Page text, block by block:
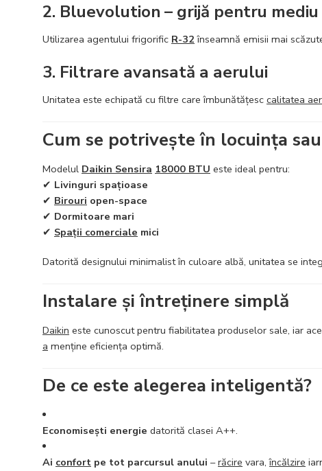
2. Bluevolution – grijă pentru mediu
Utilizarea agentului frigorific R-32 înseamnă emisii mai
3. Filtrare avansată a aerului
Unitatea este echipată cu filtre care îmbunătățesc calitatea
Cum se potrivește în locuința
Modelul Daikin Sensira 18000 BTU este ideal pentru:
✔ Livinguri spațioase
✔ Birouri open-space
✔ Dormitoare mari
✔ Spații comerciale mici
Datorită designului minimalist în culoare albă, unitatea se
Instalare și întreținere simplă
Daikin este cunoscut pentru fiabilitatea produselor sale, iar
a menține eficiența optimă.
De ce este alegerea inteligentă?
Economisești energie datorită clasei A++.
Ai confort pe tot parcursul anului –răcire vara,încălzire